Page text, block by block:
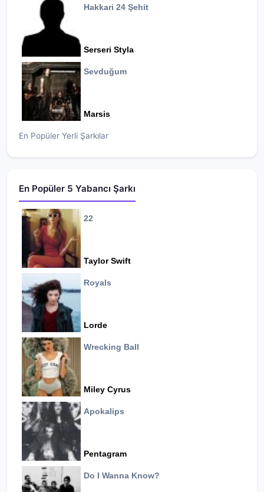
Hakkari 24 Şehit
Serseri Styla
Sevduğum
Marsis
En Popüler Yerli Şarkılar
En Popüler 5 Yabancı Şarkı
22
Taylor Swift
Royals
Lorde
Wrecking Ball
Miley Cyrus
Apokalips
Pentagram
Do I Wanna Know?